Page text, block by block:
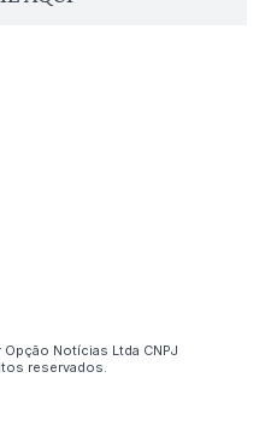
Notícias Ltda CNPJ
reservados.